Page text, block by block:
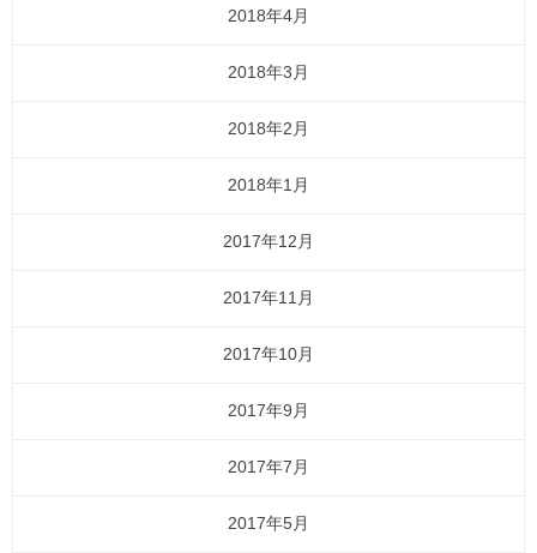
2018年4月
2018年3月
2018年2月
2018年1月
2017年12月
2017年11月
2017年10月
2017年9月
2017年7月
2017年5月